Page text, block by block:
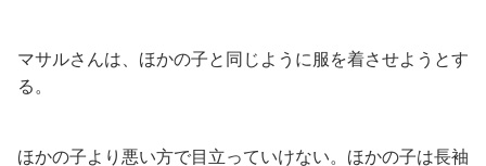
マサルさんは、ほかの子と同じように服を着させようとす
る。
ほかの子より悪い方で目立っていけない。ほかの子は長袖